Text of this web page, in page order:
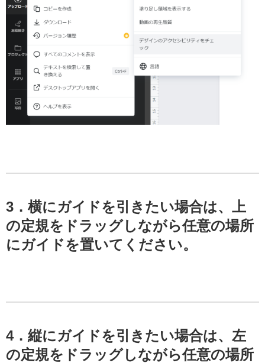
3．横にガイドを引きたい場合は、上
の定規をドラッグしながら任意の場所
にガイドを置いてください。
4．縦にガイドを引きたい場合は、左
の定規をドラッグしながら任意の場所